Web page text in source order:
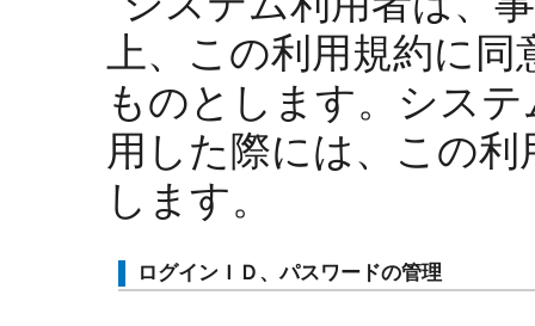
上、この利用規約に
ものとします。シス
用した際には、この
します。
ログインＩＤ、パスワードの管理